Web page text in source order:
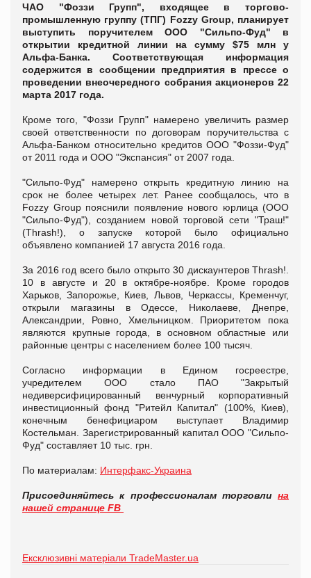
ЧАО "Фоззи Групп", входящее в торгово-
промышленную группу (ТПГ) Fozzy Group, планирует
выступить поручителем ООО "Сильпо-Фуд" в
открытии кредитной линии на сумму $75 млн у
Альфа-Банка. Соответствующая информация
содержится в сообщении предприятия в прессе о
проведении внеочередного собрания акционеров 22
марта 2017 года.
Кроме того, "Фоззи Групп" намерено увеличить размер
своей ответственности по договорам поручительства с
Альфа-Банком относительно кредитов ООО "Фоззи-Фуд"
от 2011 года и ООО "Экспансия" от 2007 года.
"Сильпо-Фуд" намерено открыть кредитную линию на
срок не более четырех лет. Ранее сообщалось, что в
Fozzy Group пояснили появление нового юрлица (ООО
"Сильпо-Фуд"), созданием новой торговой сети "Траш!"
(Thrash!), о запуске которой было официально
объявлено компанией 17 августа 2016 года.
За 2016 год всего было открыто 30 дискаунтеров Thrash!.
10 в августе и 20 в октябре-ноябре. Кроме городов
Харьков, Запорожье, Киев, Львов, Черкассы, Кременчуг,
открыли магазины в Одессе, Николаеве, Днепре,
Александрии, Ровно, Хмельницком. Приоритетом пока
являются крупные города, в основном областные или
районные центры с населением более 100 тысяч.
Согласно информации в Едином госреестре,
учредителем ООО стало ПАО "Закрытый
недиверсифицированный венчурный корпоративный
инвестиционный фонд "Ритейл Капитал" (100%, Киев),
конечным бенефициаром выступает Владимир
Костельман. Зарегистрированный капитал ООО "Сильпо-
Фуд" составляет 10 тыс. грн.
По материалам: Интерфакс-Украина
Присоединяйтесь к профессионалам торговли на
нашей странице FB
Ексклюзивні матеріали TradeMaster.ua